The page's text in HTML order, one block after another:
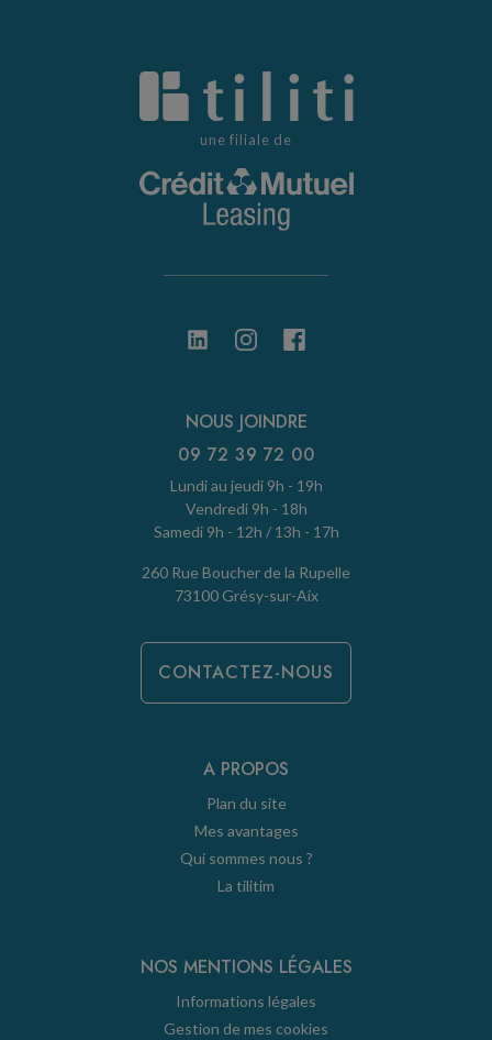
une filiale de
NOUS JOINDRE
09 72 39 72 00
Lundi au jeudi 9h - 19h
Vendredi 9h - 18h
Samedi 9h - 12h / 13h - 17h
260 Rue Boucher de la Rupelle
73100 Grésy-sur-Aix
CONTACTEZ-NOUS
A PROPOS
Plan du site
Mes avantages
Qui sommes nous ?
La tilitim
NOS MENTIONS LÉGALES
Informations légales
Gestion de mes cookies